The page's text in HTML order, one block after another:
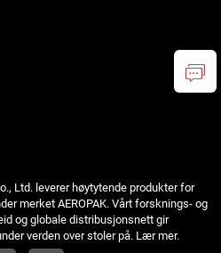
Ltd. leverer høytytende produkter for
merket AEROPAK. Vårt forsknings- og
og globale distribusjonsnett gir
verden over stoler på. Lær mer.